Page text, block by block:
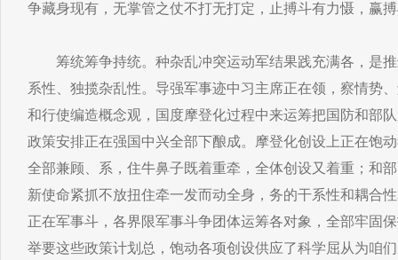
争藏身现有，无掌管之仗不打无打定，止搏斗有力慑，赢
筹统筹争持统。种杂乱冲突运动军结果践充满各，是推
系性、独揽杂乱性。导强军事迹中习主席正在领，察情势
和行使编造概念观，国度摩登化过程中来运筹把国防和部
政策安排正在强国中兴全部下酿成。摩登化创设上正在饱
全部兼顾、系，住牛鼻子既着重牵，全体创设又着重；和
新使命紧抓不放扭住牵一发而动全身，务的干系性和耦合
正在军事斗，各界限军事斗争团体运筹各对象，全部牢固
举要这些政策计划总，饱动各项创设供应了科学屈从为咱